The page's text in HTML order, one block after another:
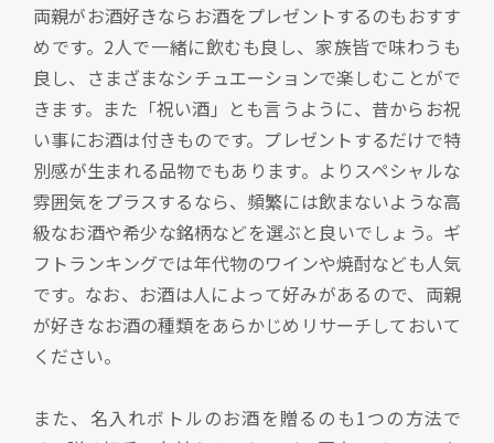
両親がお酒好きならお酒をプレゼントするのもおすす
めです。2人で一緒に飲むも良し、家族皆で味わうも
良し、さまざまなシチュエーションで楽しむことがで
きます。また「祝い酒」とも言うように、昔からお祝
い事にお酒は付きものです。プレゼントするだけで特
別感が生まれる品物でもあります。よりスペシャルな
雰囲気をプラスするなら、頻繁には飲まないような高
級なお酒や希少な銘柄などを選ぶと良いでしょう。ギ
フトランキングでは年代物のワインや焼酎なども人気
です。なお、お酒は人によって好みがあるので、両親
が好きなお酒の種類をあらかじめリサーチしておいて
ください。
また、名入れボトルのお酒を贈るのも1つの方法で